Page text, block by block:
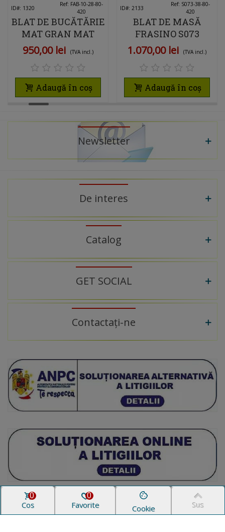
ID#: 1320
Ref: FAB-10-28-80-
420
BLAT DE BUCĂTĂRIE
MAT GRAN MAT
28X800X4200MM
FAB GRUP
950,00 lei (TVA incl.)
Adaugă în coș
ID#: 2133
Ref: S073-38-80-
420
BLAT DE MASĂ
FRASINO S073
38X800X4200 RICCI
ITALIA
1.070,00 lei (TVA incl.)
Adaugă în coș
Newsletter
De interes
Catalog
GET SOCIAL
Contactați-ne
Coș
0
Favorite
0
Cookie Sus